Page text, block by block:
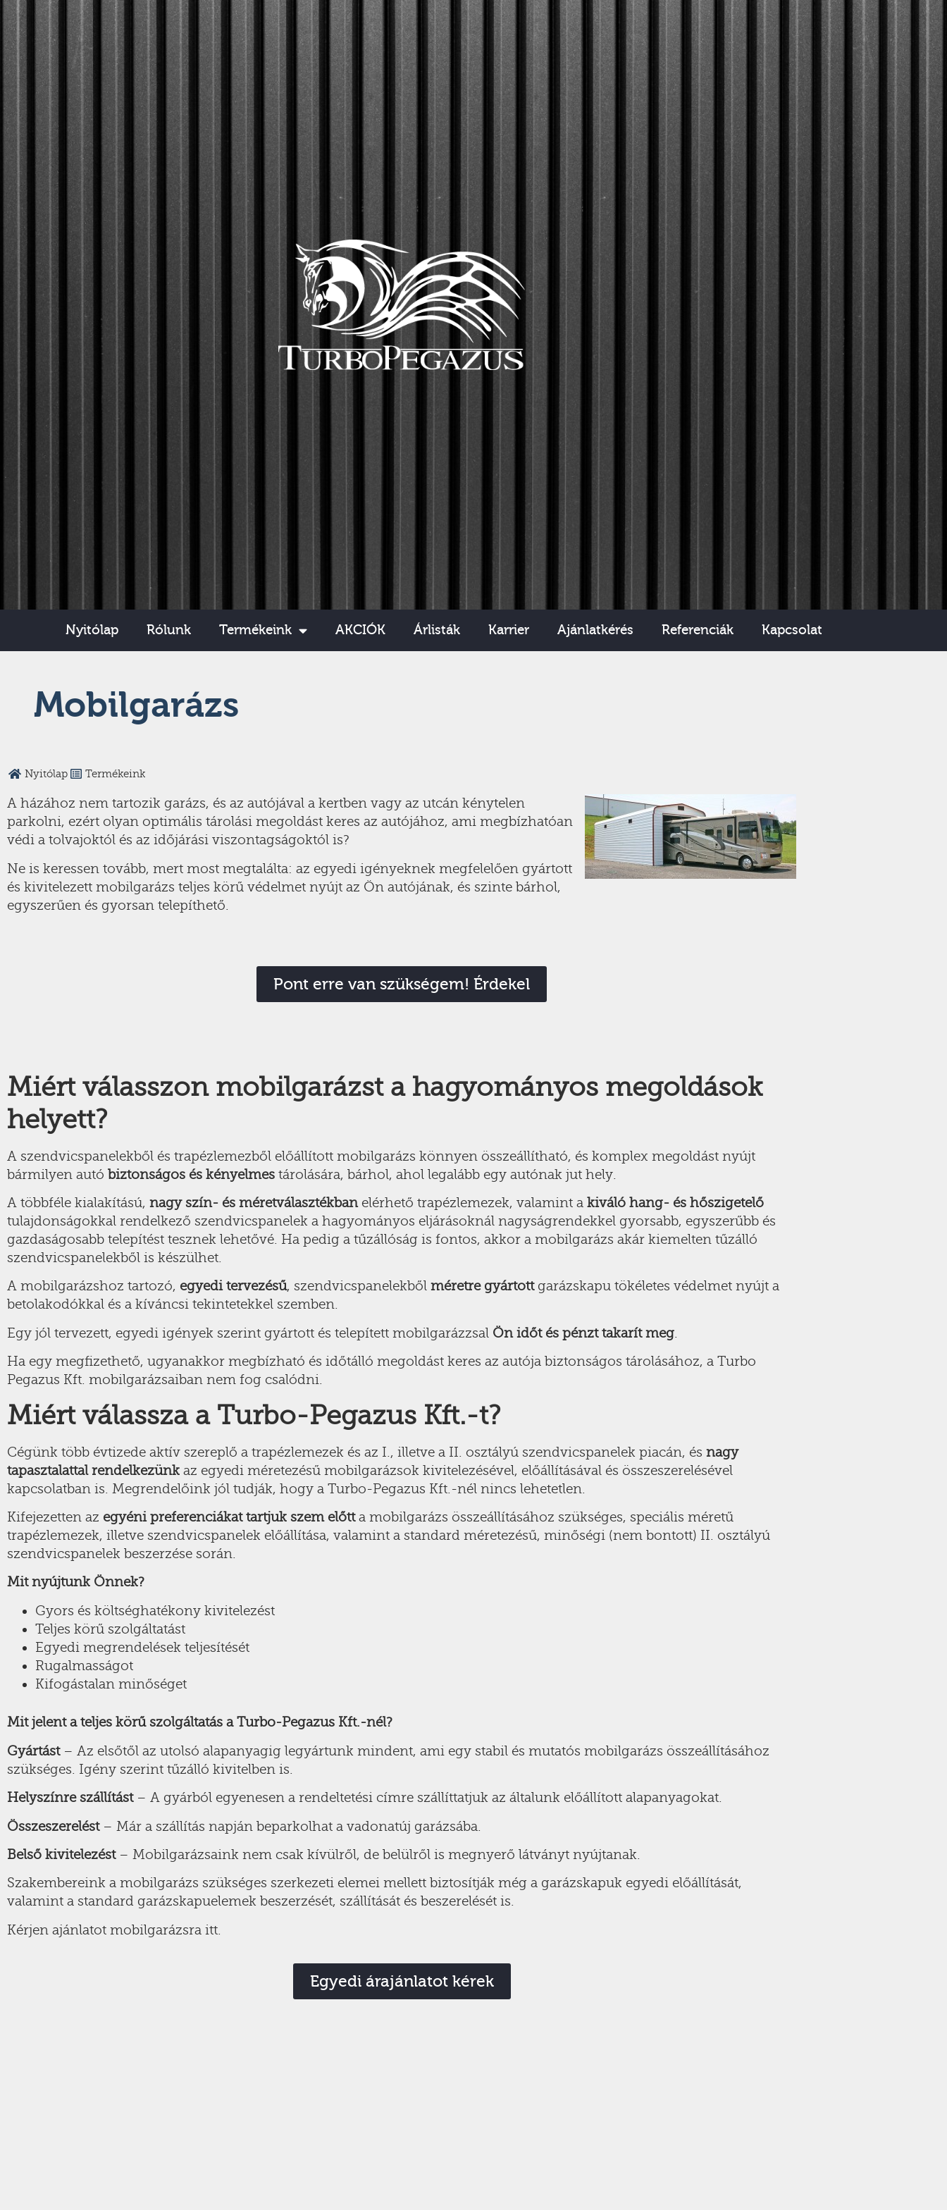
Nyitólap Rólunk Termékeink AKCIÓK Árlisták Karrier Ajánlatkérés Referenciák Kapcsolat
Mobilgarázs
Nyitólap Termékeink
A házához nem tartozik garázs, és az autójával a kertben vagy az utcán kénytelen
parkolni, ezért olyan optimális tárolási megoldást keres az autójához, ami megbízhatóan
védi a tolvajoktól és az időjárási viszontagságoktól is?
Ne is keressen tovább, mert most megtalálta: az egyedi igényeknek megfelelően gyártott
és kivitelezett mobilgarázs teljes körű védelmet nyújt az Ön autójának, és szinte bárhol,
egyszerűen és gyorsan telepíthető.
Pont erre van szükségem! Érdekel
Miért válasszon mobilgarázst a hagyományos megoldások
helyett?
A szendvicspanelekből és trapézlemezből előállított mobilgarázs könnyen összeállítható, és komplex megoldást nyújt
bármilyen autó biztonságos és kényelmes tárolására, bárhol, ahol legalább egy autónak jut hely.
A többféle kialakítású, nagy szín- és méretválasztékbanelérhető trapézlemezek, valamint a kiváló hang- és hőszigetelő
tulajdonságokkal rendelkező szendvicspanelek a hagyományos eljárásoknál nagyságrendekkel gyorsabb, egyszerűbb és
gazdaságosabb telepítést tesznek lehetővé. Ha pedig a tűzállóság is fontos, akkor a mobilgarázs akár kiemelten tűzálló
szendvicspanelekből is készülhet.
A mobilgarázshoz tartozó, egyedi tervezésű, szendvicspanelekből méretre gyártott garázskapu tökéletes védelmet nyújt a
betolakodókkal és a kíváncsi tekintetekkel szemben.
Egy jól tervezett, egyedi igények szerint gyártott és telepített mobilgarázzsal Ön időt és pénzt takarít meg.
Ha egy megfizethető, ugyanakkor megbízható és időtálló megoldást keres az autója biztonságos tárolásához, a Turbo
Pegazus Kft. mobilgarázsaiban nem fog csalódni.
Miért válassza a Turbo-Pegazus Kft.-t?
Cégünk több évtizede aktív szereplő a trapézlemezek és az I., illetve a II. osztályú szendvicspanelek piacán, és nagy
tapasztalattal rendelkezünk az egyedi méretezésű mobilgarázsok kivitelezésével, előállításával és összeszerelésével
kapcsolatban is. Megrendelőink jól tudják, hogy a Turbo-Pegazus Kft.-nél nincs lehetetlen.
Kifejezetten az egyéni preferenciákat tartjuk szem előtta mobilgarázs összeállításához szükséges, speciális méretű
trapézlemezek, illetve szendvicspanelek előállítása, valamint a standard méretezésű, minőségi (nem bontott) II. osztályú
szendvicspanelek beszerzése során.
Mit nyújtunk Önnek?
Gyors és költséghatékony kivitelezést
Teljes körű szolgáltatást
Egyedi megrendelések teljesítését
Rugalmasságot
Kifogástalan minőséget
Mit jelent a teljes körű szolgáltatás a Turbo-Pegazus Kft.-nél?
Gyártást– Az elsőtől az utolsó alapanyagig legyártunk mindent, ami egy stabil és mutatós mobilgarázs összeállításához
szükséges. Igény szerint tűzálló kivitelben is.
Helyszínre szállítást– A gyárból egyenesen a rendeltetési címre szállíttatjuk az általunk előállított alapanyagokat.
Összeszerelést– Már a szállítás napján beparkolhat a vadonatúj garázsába.
Belső kivitelezést– Mobilgarázsaink nem csak kívülről, de belülről is megnyerő látványt nyújtanak.
Szakembereink a mobilgarázs szükséges szerkezeti elemei mellett biztosítják még a garázskapuk egyedi előállítását,
valamint a standard garázskapuelemek beszerzését, szállítását és beszerelését is.
Kérjen ajánlatot mobilgarázsra itt.
Egyedi árajánlatot kérek